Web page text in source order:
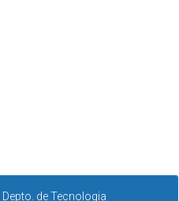
Depto. de Tecnologia